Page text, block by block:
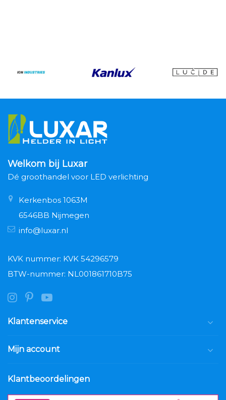
Welkom bij Luxar
Dé groothandel voor LED verlichting
Kerkenbos 1063M
6546BB Nijmegen
info@luxar.nl
KVK nummer: KVK 54296579
BTW-nummer: NL001861710B75
Klantenservice
Mijn account
Klantbeoordelingen